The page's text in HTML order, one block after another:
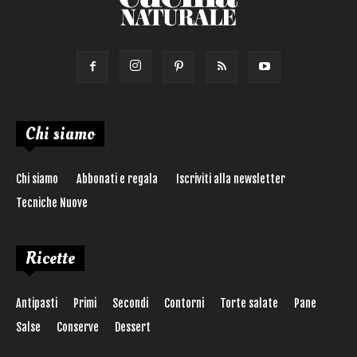
Chi siamo
Chi siamo Abbonati e regala
Iscriviti alla newsletter
Tecniche Nuove
Ricette
Antipasti Primi Secondi Contorni Torte salate
Pane
Salse
Conserve Dessert